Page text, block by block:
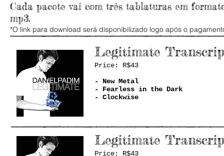
Cada pacote vai com três tablaturas em
mp3.
*O link para download será disponibilizado logo após o
Legitimate
Price: R$43
- New Metal
- Fearless in the Dark
- Clockwise
Legitimate
Price: R$43